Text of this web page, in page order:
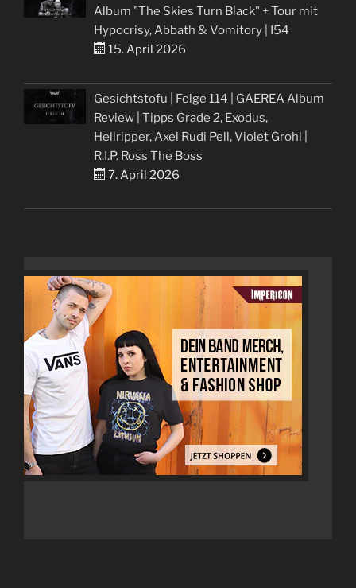
Album "The Skies Turn Black" + Tour mit
Hypocrisy, Abbath & Vomitory | I54
15. April 2026
Gesichtstofu | Folge 114 | GAEREA Album
Review | Tipps Grade 2, Exodus,
Hellripper, Axel Rudi Pell, Violet Grohl |
R.I.P. Ross The Boss
7. April 2026